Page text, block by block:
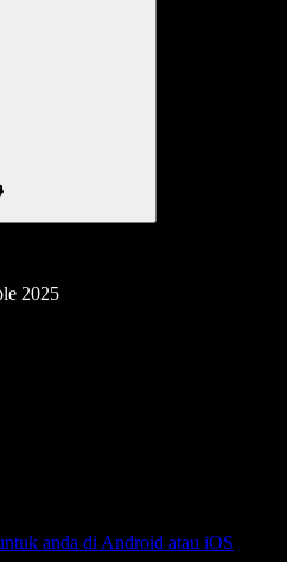
2025
anda di Android atau iOS